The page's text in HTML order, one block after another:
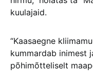
kuulajaid.
“Kaasaegne
kummardab inimest
põhimõtteliselt